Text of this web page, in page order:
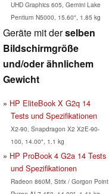
UHD Graphics 605, Gemini Lake
Pentium N5000, 15.60", 1.85 kg
Geräte mit derselben
Bildschirmgröße
und/oder ähnlichem
Gewicht
HP EliteBook X G2q 14
Tests und Spezifikationen
X2-90, Snapdragon X2 X2E-90-
100, 14.00", 1.1 kg
HP ProBook 4 G2a 14 Tests
und Spezifikationen
Radeon 860M, Strix / Gorgon Point